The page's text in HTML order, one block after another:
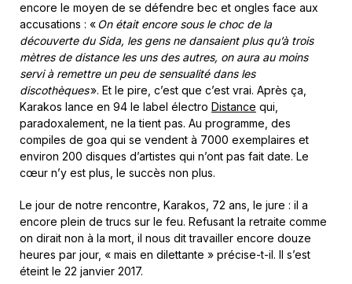
encore le moyen de se défendre bec et ongles face aux
accusations : « On était encore sous le choc de la
découverte du Sida, les gens ne dansaient plus qu’à trois
mètres de distance les uns des autres, on aura au moins
servi à remettre un peu de sensualité dans les
discothèques». Et le pire, c’est que c’est vrai. Après ça,
Karakos lance en 94 le label électro Distance qui,
paradoxalement, ne la tient pas. Au programme, des
compiles de goa qui se vendent à 7000 exemplaires et
environ 200 disques d’artistes qui n’ont pas fait date. Le
cœur n’y est plus, le succès non plus.
Le jour de notre rencontre, Karakos, 72 ans, le jure : il a
encore plein de trucs sur le feu. Refusant la retraite comme
on dirait non à la mort, il nous dit travailler encore douze
heures par jour, « mais en dilettante » précise-t-il. Il s’est
éteint le 22 janvier 2017.